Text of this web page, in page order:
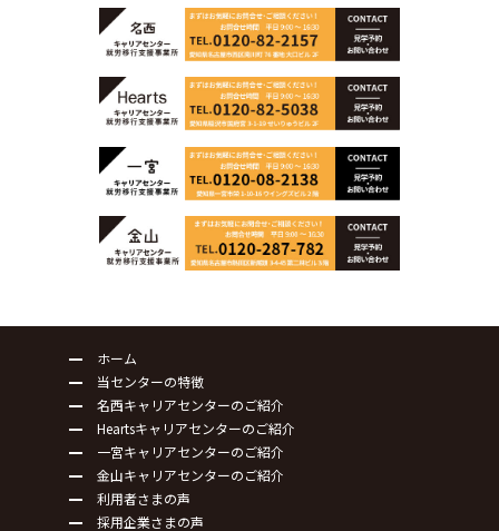
ホーム
当センターの特徴
名西キャリアセンターのご紹介
Heartsキャリアセンターのご紹介
一宮キャリアセンターのご紹介
金山キャリアセンターのご紹介
利用者さまの声
採用企業さまの声